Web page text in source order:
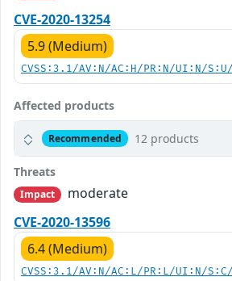
CVE-2020-13254
5.9 (Medium)
CVSS:3.1/AV:N/AC:H/PR:N/UI:N/
Affected products
Recommended 12 products
Threats
Impact
moderate
CVE-2020-13596
6.4 (Medium)
CVSS:3.1/AV:N/AC:L/PR:L/UI:N/